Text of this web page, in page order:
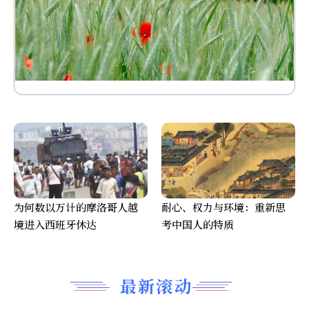
最新滚动
为何数以万计的摩洛哥人越
境进入西班牙休达
耐心、权力与环境：重新思
考中国人的特质